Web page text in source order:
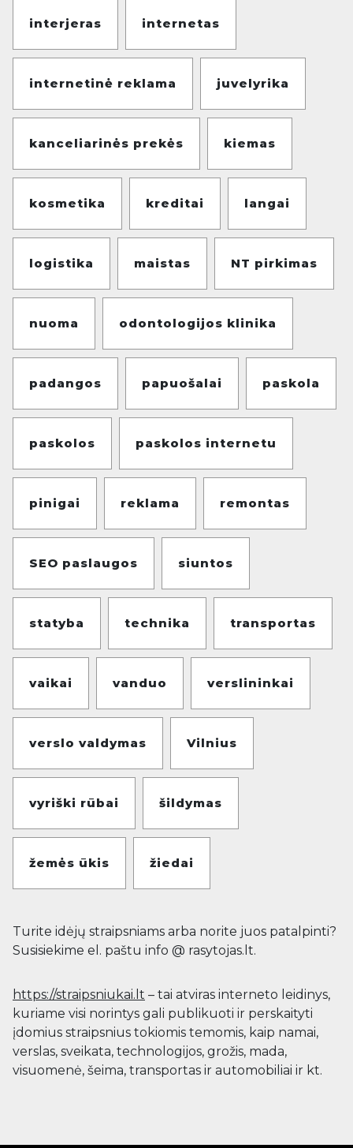
interjeras internetas
internetinė reklama juvelyrika
kanceliarinės prekės kiemas
kosmetika kreditai langai
logistika maistas NT pirkimas
nuoma odontologijos klinika
padangos papuošalai paskola
paskolos paskolos internetu
pinigai reklama remontas
SEO paslaugos siuntos
statyba technika transportas
vaikai vanduo verslininkai
verslo valdymas Vilnius
vyriški rūbai šildymas
žemės ūkis žiedai
Turite idėjų straipsniams arba norite juos patalpinti?
Susisiekime el. paštu info @ rasytojas.lt.
https://straipsniukai.lt – tai atviras interneto leidinys,
kuriame visi norintys gali publikuoti ir perskaityti
įdomius straipsnius tokiomis temomis, kaip namai,
verslas, sveikata, technologijos, grožis, mada,
visuomenė, šeima, transportas ir automobiliai ir kt.